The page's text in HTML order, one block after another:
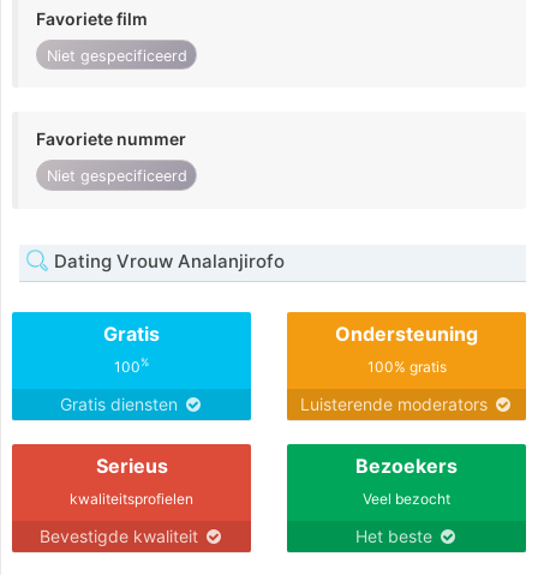
Favoriete film
Niet gespecificeerd
Favoriete nummer
Niet gespecificeerd
Dating Vrouw Analanjirofo
Gratis
100%
Gratis diensten
Ondersteuning
100% gratis
Luisterende moderators
Serieus
kwaliteitsprofielen
Bevestigde kwaliteit
Bezoekers
Veel bezocht
Het beste